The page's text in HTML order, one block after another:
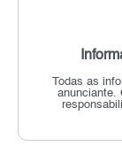
Todas as
anunciante.